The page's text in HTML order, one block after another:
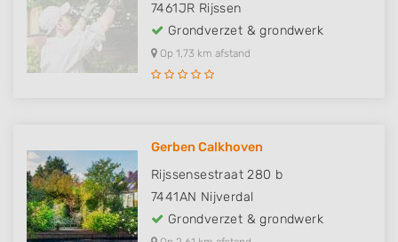
7461JR Rijssen
Grondverzet & grondwerk
Op 1,73 km afstand
Gerben Calkhoven
Rijssensestraat 280 b
7441AN Nijverdal
Grondverzet & grondwerk